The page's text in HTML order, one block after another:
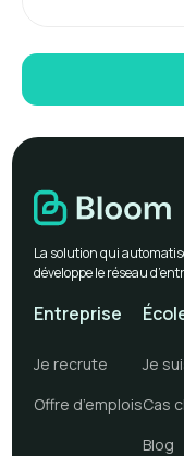
La solution qui
développe le réseau
Entreprise
Je recrute
Offre d’emplois
Je
Cas
Blog